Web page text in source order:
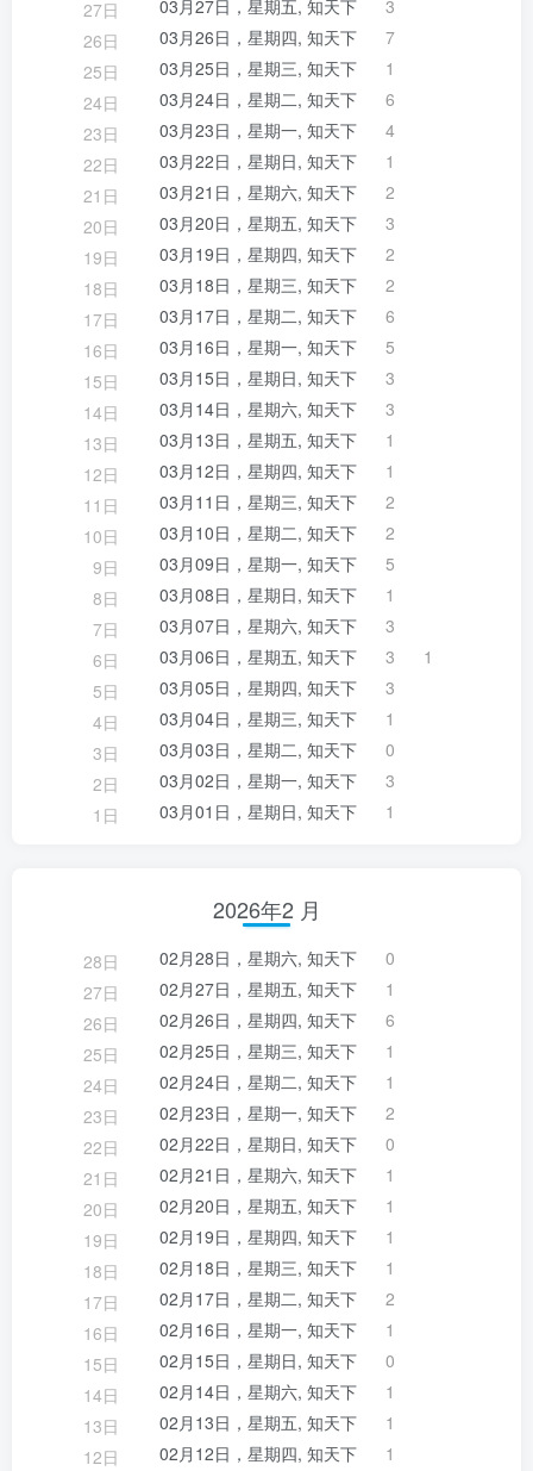
27日 03月27日，星期五, 知天下
3
26日
03月26日，星期四, 知天下
7
25日
03月25日，星期三, 知天下
1
24日
03月24日，星期二, 知天下
6
23日
03月23日，星期一, 知天下
4
22日
03月22日，星期日, 知天下
1
21日
03月21日，星期六, 知天下
2
20日
03月20日，星期五, 知天下
3
19日
03月19日，星期四, 知天下
2
18日
03月18日，星期三, 知天下
2
17日
03月17日，星期二, 知天下
6
16日
03月16日，星期一, 知天下
5
15日
03月15日，星期日, 知天下
3
14日
03月14日，星期六, 知天下
3
13日
03月13日，星期五, 知天下
1
12日
03月12日，星期四, 知天下
1
11日
03月11日，星期三, 知天下
2
10日
03月10日，星期二, 知天下
2
9日
03月09日，星期一, 知天下
5
8日
03月08日，星期日, 知天下
1
7日
03月07日，星期六, 知天下
3
6日
03月06日，星期五, 知天下 3
1
5日
03月05日，星期四, 知天下
3
4日
03月04日，星期三, 知天下
1
3日
03月03日，星期二, 知天下
0
2日
03月02日，星期一, 知天下
3
1日
03月01日，星期日, 知天下 1
2026年2 月
28日 02月28日，星期六, 知天下
0
27日
02月27日，星期五, 知天下
1
26日
02月26日，星期四, 知天下
6
25日
02月25日，星期三, 知天下
1
24日
02月24日，星期二, 知天下
1
23日
02月23日，星期一, 知天下
2
22日
02月22日，星期日, 知天下
0
21日
02月21日，星期六, 知天下
1
20日
02月20日，星期五, 知天下
1
19日
02月19日，星期四, 知天下
1
18日
02月18日，星期三, 知天下
1
17日
02月17日，星期二, 知天下
2
16日
02月16日，星期一, 知天下
1
15日
02月15日，星期日, 知天下
0
14日
02月14日，星期六, 知天下
1
13日
02月13日，星期五, 知天下
1
12日
02月12日，星期四, 知天下
1